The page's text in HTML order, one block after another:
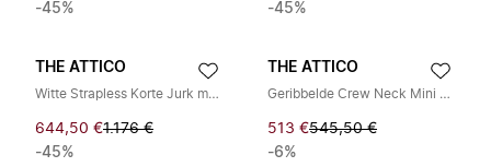
-45%
-45%
THE ATTICO
Witte Strapless Korte Jurk met Zijsplit
644,50 €1.176 €
-45%
THE ATTICO
Geribbelde Crew Neck Mini Jurk met Geplooide Rok
513 €545,50 €
-6%